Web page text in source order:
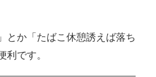
とか「たばこ休憩誘えば落ち
です。